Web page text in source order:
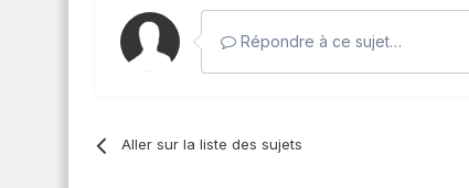
Répondre à ce sujet…
Aller sur la liste des sujets